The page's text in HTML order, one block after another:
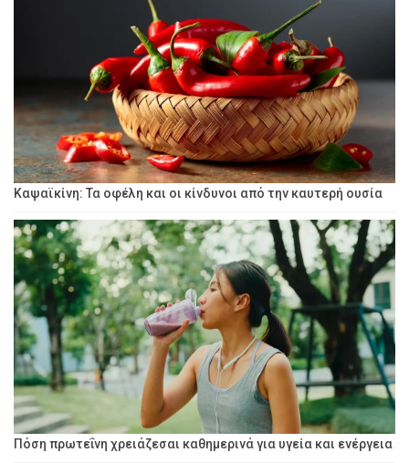
Καψαϊκίνη: Τα οφέλη και οι κίνδυνοι από την καυτερή ουσία
Πόση πρωτεΐνη χρειάζεσαι καθημερινά για υγεία και ενέργεια